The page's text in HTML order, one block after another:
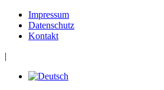
Impressum
Datenschutz
Kontakt
|